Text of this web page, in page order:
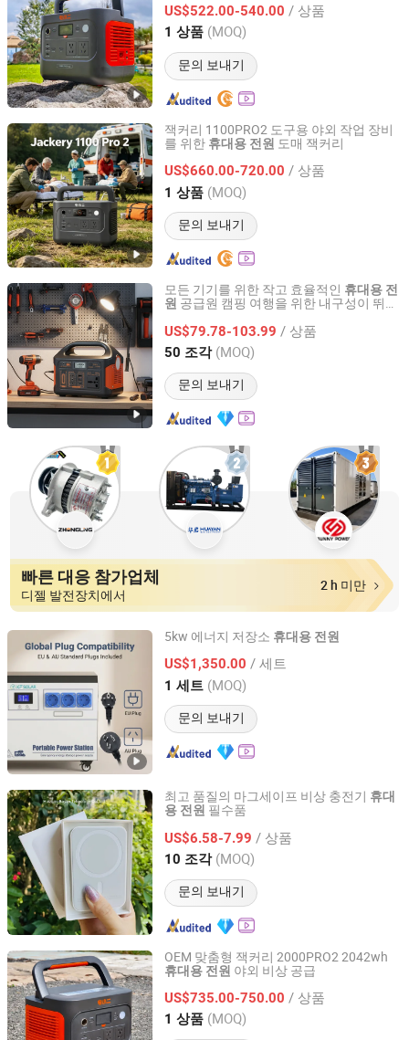
US$522.00-540.00 / 상품
1 상품 (MOQ)
문의 보내기
Yunnan, China 이후 2026
잭커리 1100PRO2 도구용 야외 작업 장비
를 위한 휴대용 전원 도매 잭커리
US$660.00-720.00 / 상품
1 상품 (MOQ)
문의 보내기
Yunnan Youjiang Technology Co., Ltd.
Yunnan, China 이후 2026
모든 기기를 위한 작고 효율적인 휴대용 전
원 공급원 캠핑 여행을 위한 내구성이 뛰어
US$79.78-103.99 / 상품
50 조각 (MOQ)
문의 보내기
Hebei JY Future New Energy Technology Co.,Ltd.
Hebei, China 이후 2025
빠른 대응 참가업체
디젤 발전장치에서
2 h 미만
5kw 에너지 저장소 휴대용 전원
US$1,350.00 / 세트
1 세트 (MOQ)
문의 보내기
Guangdong Longying Industrial Technology Co., Ltd.
Guangdong, China 이후 2026
최고 품질의 마그세이프 비상 충전기 휴대
용 전원 필수품
US$6.58-7.99 / 상품
10 조각 (MOQ)
문의 보내기
Huizhou Boyan Technology Co., Ltd
Guangdong, China 이후 2024
OEM 맞춤형 잭커리 2000PRO2 2042wh
휴대용 전원 야외 비상 공급
US$735.00-750.00 / 상품
1 상품 (MOQ)
Yunnan Youjiang Technology Co., Ltd.
Yunnan, China 이후 2026